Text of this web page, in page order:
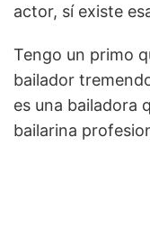
actor, sí existe
Tengo un primo
bailador
es una bailadora
bailarina